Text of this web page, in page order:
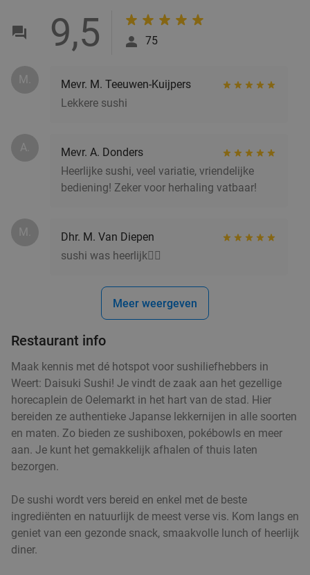
9,5 75
M.
Mevr. M. Teeuwen-Kuijpers
Lekkere sushi
A.
Mevr. A. Donders
Heerlijke sushi, veel variatie, vriendelijke
bediening! Zeker voor herhaling vatbaar!
M.
Dhr. M. Van Diepen
sushi was heerlijk👌🏼
Meer weergeven
Restaurant info
Maak kennis met dé hotspot voor sushiliefhebbers in
Weert: Daisuki Sushi! Je vindt de zaak aan het gezellige
horecaplein de Oelemarkt in het hart van de stad. Hier
bereiden ze authentieke Japanse lekkernijen in alle soorten
en maten. Zo bieden ze sushiboxen, pokébowls en meer
aan. Je kunt het gemakkelijk afhalen of thuis laten
bezorgen.
De sushi wordt vers bereid en enkel met de beste
ingrediënten en natuurlijk de meest verse vis. Kom langs en
geniet van een gezonde snack, smaakvolle lunch of heerlijk
diner.